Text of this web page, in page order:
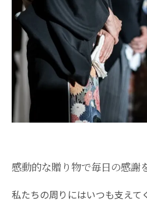
感動的な贈り物で毎日の感謝
私たちの周りにはいつも支えて